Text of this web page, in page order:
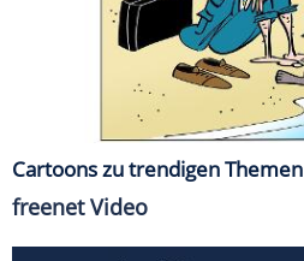
Cartoons zu trendigen Themen
freenet Video